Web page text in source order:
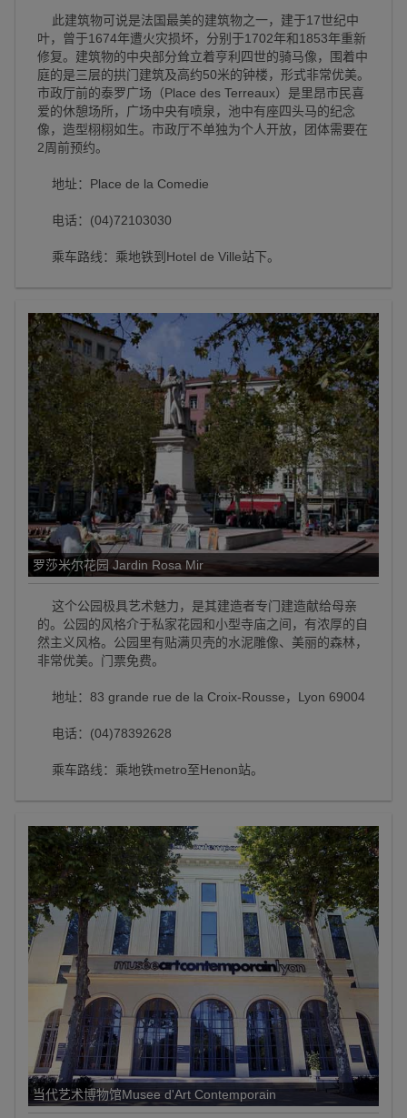
此建筑物可说是法国最美的建筑物之一，建于17世纪中
叶，曾于1674年遭火灾损坏，分别于1702年和1853年重新
修复。建筑物的中央部分耸立着亨利四世的骑马像，围着中
庭的是三层的拱门建筑及高约50米的钟楼，形式非常优美。
市政厅前的泰罗广场（Place des Terreaux）是里昂市民喜
爱的休憩场所，广场中央有喷泉，池中有座四头马的纪念
像，造型栩栩如生。市政厅不单独为个人开放，团体需要在
2周前预约。
地址：Place de la Comedie
电话：(04)72103030
乘车路线：乘地铁到Hotel de Ville站下。
罗莎米尔花园 Jardin Rosa Mir
这个公园极具艺术魅力，是其建造者专门建造献给母亲
的。公园的风格介于私家花园和小型寺庙之间，有浓厚的自
然主义风格。公园里有贴满贝壳的水泥雕像、美丽的森林，
非常优美。门票免费。
地址：83 grande rue de la Croix-Rousse，Lyon 69004
电话：(04)78392628
乘车路线：乘地铁metro至Henon站。
当代艺术博物馆Musee d'Art Contemporain